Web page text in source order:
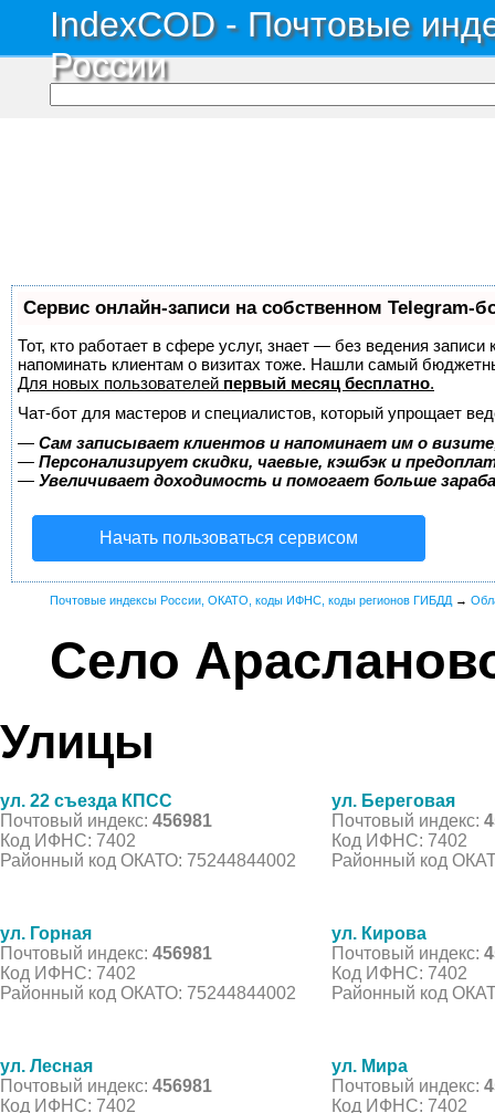
IndexCOD - Почтовые
России
Сервис онлайн-записи на собственном Telegram-
Тот, кто работает в сфере услуг, знает — без ведения
напоминать клиентам о визитах тоже. Нашли самый
Для новых пользователей первый месяц бесплатно.
Чат-бот для мастеров и специалистов, который упрощает
— Сам записывает клиентов и напоминает им о
— Персонализирует скидки, чаевые, кэшбэк и
— Увеличивает доходимость и помогает больше
Начать пользоваться сервисом
Почтовые индексы России, ОКАТО, коды ИФНС, коды регионов ГИБДД →
Село
Улицы
ул. 22 съезда КПСС
Почтовый индекс: 456981
Код ИФНС: 7402
Районный код ОКАТО: 75244844002
ул. Береговая
Почтовый индекс:
Код ИФНС: 7402
Районный код
ул. Горная
Почтовый индекс: 456981
Код ИФНС: 7402
Районный код ОКАТО: 75244844002
ул. Кирова
Почтовый индекс:
Код ИФНС: 7402
Районный код
ул. Лесная
Почтовый индекс: 456981
Код ИФНС: 7402
ул. Мира
Почтовый индекс:
Код ИФНС: 7402